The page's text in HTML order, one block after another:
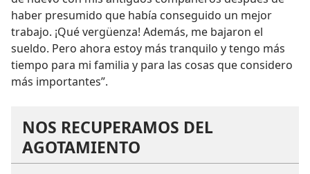
haber presumido que había conseguido un mejor
trabajo. ¡Qué vergüenza! Además, me bajaron el
sueldo. Pero ahora estoy más tranquilo y tengo más
tiempo para mi familia y para las cosas que considero
más importantes”.
NOS RECUPERAMOS DEL
AGOTAMIENTO